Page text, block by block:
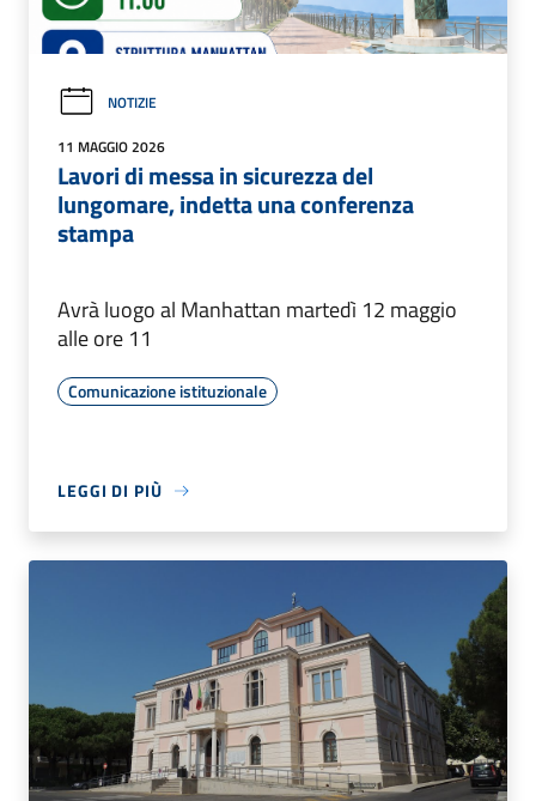
NOTIZIE
11 MAGGIO 2026
Lavori di messa in sicurezza del
lungomare, indetta una conferenza
stampa
Avrà luogo al Manhattan martedì 12 maggio
alle ore 11
Comunicazione istituzionale
LEGGI DI PIÙ